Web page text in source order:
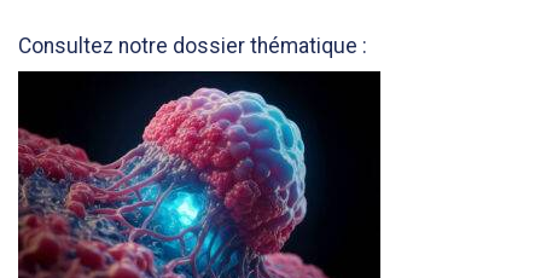
Consultez notre dossier thématique :